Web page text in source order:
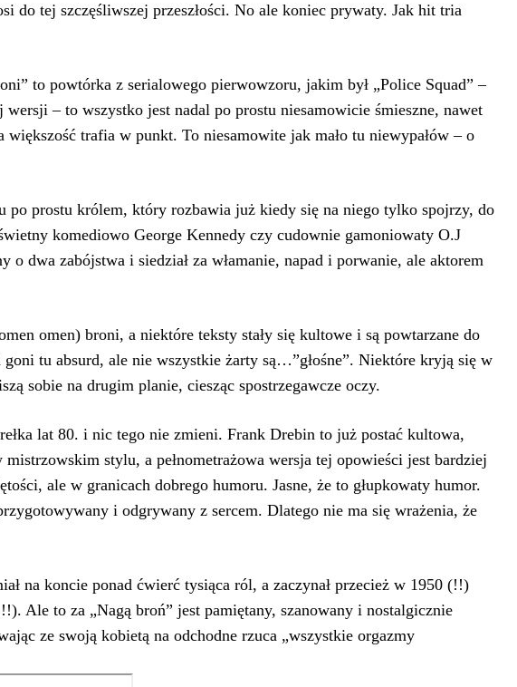
do tej szczęśliwszej przeszłości. No ale koniec prywaty. Jak hit tria
to powtórka z serialowego pierwowzoru, jakim był „Police Squad” –
– to wszystko jest nadal po prostu niesamowicie śmieszne, nawet
trafia w punkt. To niesamowite jak mało tu niewypałów – o
prostu królem, który rozbawia już kiedy się na niego tylko spojrzy, do
komediowo George Kennedy czy cudownie gamoniowaty O.J
o dwa zabójstwa i siedział za włamanie, napad i porwanie, ale aktorem
omen) broni, a niektóre teksty stały się kultowe i są powtarzane do
tu absurd, ale nie wszystkie żarty są…”głośne”. Niektóre kryją się w
sobie na drugim planie, ciesząc spostrzegawcze oczy.
lat 80. i nic tego nie zmieni. Frank Drebin to już postać kultowa,
stylu, a pełnometrażowa wersja tej opowieści jest bardziej
ale w granicach dobrego humoru. Jasne, że to głupkowaty humor.
i odgrywany z sercem. Dlatego nie ma się wrażenia, że
na koncie ponad ćwierć tysiąca ról, a zaczynał przecież w 1950 (!!)
Ale to za „Nagą broń” jest pamiętany, szanowany i nostalgicznie
ze swoją kobietą na odchodne rzuca „wszystkie orgazmy